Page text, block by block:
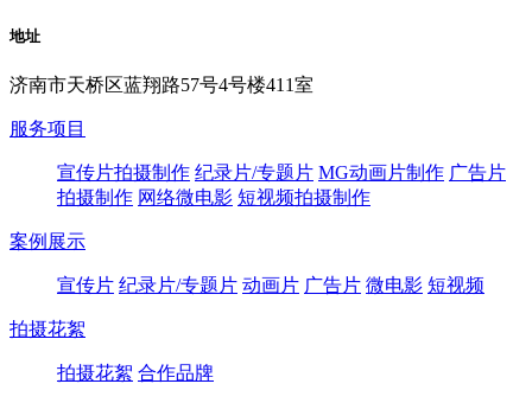
地址
济南市天桥区蓝翔路57号4号楼411室
服务项目
宣传片拍摄制作 纪录片/专题片 MG动画片制作 广告片
拍摄制作 网络微电影 短视频拍摄制作
案例展示
宣传片 纪录片/专题片 动画片 广告片 微电影 短视频
拍摄花絮
拍摄花絮 合作品牌